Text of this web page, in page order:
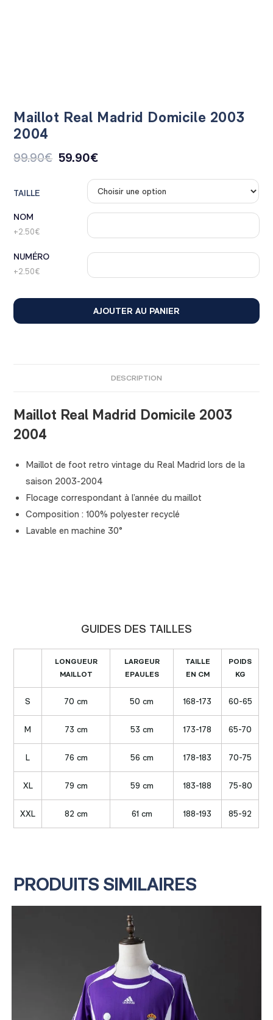
Maillot Real Madrid Domicile 2003
2004
99.90€ 59.90€
TAILLE
NOM
+2.50€
NUMÉRO
+2.50€
AJOUTER AU PANIER
DESCRIPTION
Maillot Real Madrid Domicile 2003
2004
Maillot de foot retro vintage du Real Madrid lors de la
saison 2003-2004
Flocage correspondant à l’année du maillot
Composition : 100% polyester recyclé
Lavable en machine 30°
GUIDES DES TAILLES
LONGUEUR
MAILLOT
LARGEUR
EPAULES
TAILLE
EN CM
POIDS
KG
S 70 cm 50 cm 168-173 60-65
M 73 cm 53 cm 173-178 65-70
L 76 cm 56 cm 178-183 70-75
XL 79 cm 59 cm 183-188 75-80
XXL 82 cm 61 cm 188-193 85-92
PRODUITS SIMILAIRES